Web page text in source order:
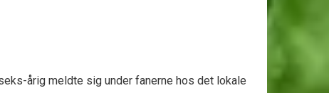
årig meldte sig under fanerne hos det lokale